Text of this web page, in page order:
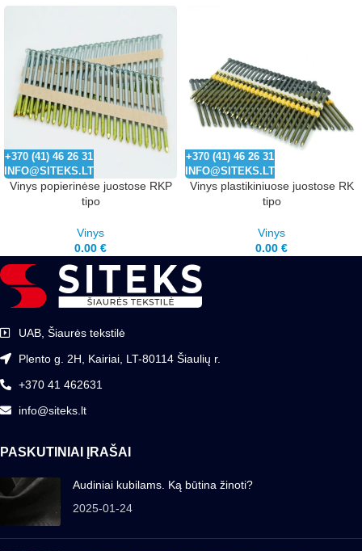
+370 (41) 46 26 31
INFO@SITEKS.LT
Vinys popierinėse juostose RKP
tipo
Vinys
0.00 €
+370 (41) 46 26 31
INFO@SITEKS.LT
Vinys plastikiniuose juostose RK
tipo
Vinys
0.00 €
UAB, Šiaurės tekstilė
Plento g. 2H, Kairiai, LT-80114 Šiaulių r.
+370 41 462631
info@siteks.lt
PASKUTINIAI ĮRAŠAI
Audiniai kubilams. Ką būtina žinoti?
2025-01-24